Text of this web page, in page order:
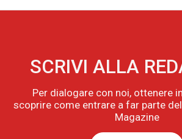
SCRIVI ALLA
Per dialogare con noi, ottenere
scoprire come entrare a far parte
Magazine